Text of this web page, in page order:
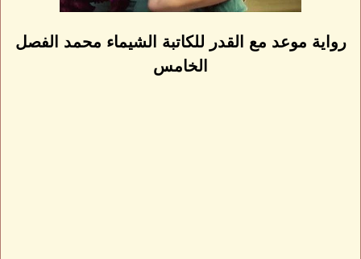
رواية موعد مع القدر للكاتبة الشيماء محمد الفصل
الخامس